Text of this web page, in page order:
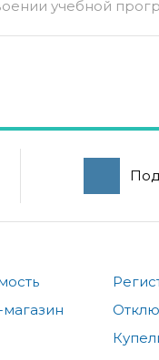
учебной